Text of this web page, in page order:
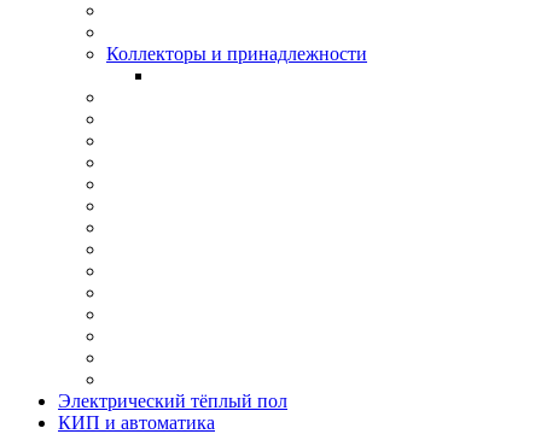
Коллекторы и принадлежности
Электрический тёплый пол
КИП и автоматика